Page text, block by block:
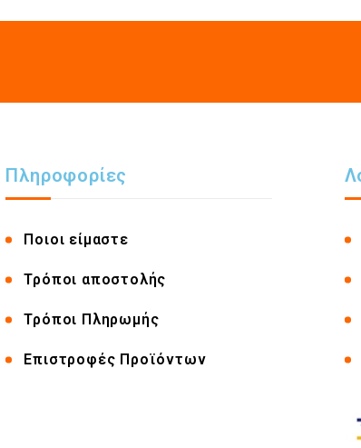
Πληροφορίες
Ποιοι είμαστε
Τρόποι αποστολής
Τρόποι Πληρωμής
Επιστροφές Προϊόντων